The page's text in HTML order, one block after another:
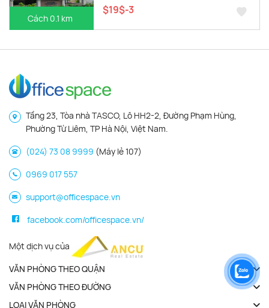
Cách 0.1 km
$19$-3
Tầng 23, Tòa nhà TASCO, Lô HH2-2, Đường Phạm Hùng,
Phường Từ Liêm, TP Hà Nội, Việt Nam.
(024) 73 08 9999 (Máy lẻ 107)
0969 017 557
support@officespace.vn
facebook.com/officespace.vn/
Một dịch vụ của
VĂN PHÒNG THEO QUẬN
VĂN PHÒNG THEO ĐƯỜNG
LOẠI VĂN PHÒNG